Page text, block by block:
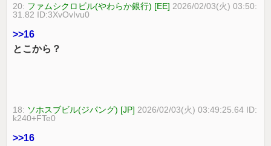
20: ファムシクロビル(やわらか銀行) [EE] 2026/02/03(火) 03:50:
31.82 ID:3XvOvIvu0
>>16
とこから？
18: ソホスブビル(ジパング) [JP] 2026/02/03(火) 03:49:25.64 ID:
k240+FTe0
>>16